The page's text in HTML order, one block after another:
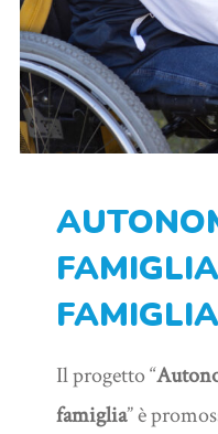
FAMIGLIA
Il progetto “
famiglia” è